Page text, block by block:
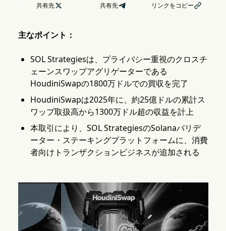
共有先 共有先 リンクをコピー
主なポイント：
SOL Strategiesは、プライバシー重視のクロスチ
ェーンスワップアグリゲーターである
HoudiniSwapの1800万ドルでの買収を完了
HoudiniSwapは2025年に、約25億ドルの累計ス
ワップ取扱高から1300万ドル超の収益を計上
本取引により、SOL StrategiesのSolanaバリデ
ーター・ステーキングプラットフォームに、消費
者向けトランザクションビジネスが追加される